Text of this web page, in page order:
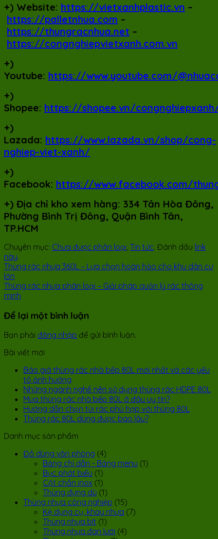
+) Website: https://vietxanhplastic.vn –
https://palletnhua.com –
https://thungracnhua.net –
https://congnghiepvietxanh.com.vn
+)
Youtube: https://www.youtube.com/
+)
Shopee: https://shopee.vn/
+)
Lazada: https://www.lazada.vn/shop/cong-
nghiep-viet-xanh/
+)
Facebook: https://www.facebook.com/
+) Địa chỉ kho xem hàng: 334 Tân Hòa Đông,
Phường Bình Trị Đông, Quận Bình Tân,
TP.HCM
Chuyên mục: Chưa được phân loại Tin tức. Đánh dấu link
này.
Thùng rác nhựa 360L – Lựa chọn hoàn hảo cho khu dân cư
lớn
Thùng rác nhựa phân loại – Giải pháp quản lý rác thông
minh
Để lại một bình luận
Bạn phải đăng nhập để gửi bình luận.
Bài viết mới
Báo giá thùng rác nhà bếp 80L mới nhất và các yếu
tố ảnh hưởng
Những ngành nghề nên sử dụng thùng rác HDPE 80L
Mua thùng rác nhà bếp 80L ở đâu uy tín?
Hướng dẫn chọn túi rác phù hợp với thùng 80L
Thùng rác 80L dùng được bao lâu?
Danh mục sản phẩm
Đồ dùng văn phòng (4)
Bảng chỉ dẫn - Bảng menu (1)
Bục phát biểu (1)
Cột chắn inox (1)
Thùng đựng dù (1)
Thùng nhựa công nghiệp (15)
Kệ dụng cụ, khay nhựa (7)
Thùng nhựa bít (1)
Thùng nhựa đan lưới (4)